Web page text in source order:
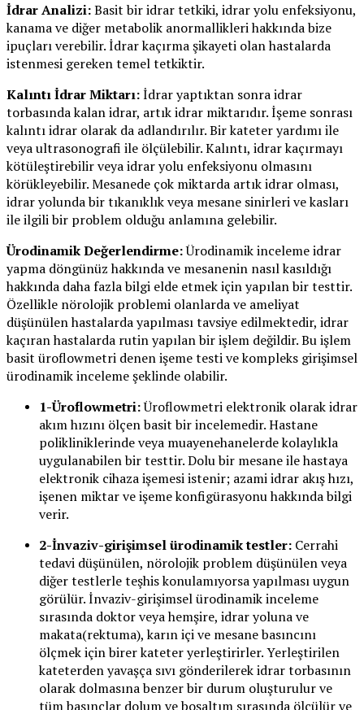
İdrar Analizi:Basit bir idrar tetkiki, idrar yolu enfeksiyonu,
kanama ve diğer metabolik anormallikleri hakkında bize
ipuçları verebilir. İdrar kaçırma şikayeti olan hastalarda
istenmesi gereken temel tetkiktir.
Kalıntı İdrar Miktarı:İdrar yaptıktan sonra idrar
torbasında kalan idrar, artık idrar miktarıdır. İşeme sonrası
kalıntı idrar olarak da adlandırılır. Bir kateter yardımı ile
veya ultrasonografi ile ölçülebilir. Kalıntı, idrar kaçırmayı
kötüleştirebilir veya idrar yolu enfeksiyonu olmasını
körükleyebilir. Mesanede çok miktarda artık idrar olması,
idrar yolunda bir tıkanıklık veya mesane sinirleri ve kasları
ile ilgili bir problem olduğu anlamına gelebilir.
Ürodinamik Değerlendirme:Ürodinamik inceleme idrar
yapma döngünüz hakkında ve mesanenin nasıl kasıldığı
hakkında daha fazla bilgi elde etmek için yapılan bir testtir.
Özellikle nörolojik problemi olanlarda ve ameliyat
düşünülen hastalarda yapılması tavsiye edilmektedir, idrar
kaçıran hastalarda rutin yapılan bir işlem değildir. Bu işlem
basit üroflowmetri denen işeme testi ve kompleks girişimsel
ürodinamik inceleme şeklinde olabilir.
1-Üroflowmetri:Üroflowmetri elektronik olarak idrar
akım hızını ölçen basit bir incelemedir. Hastane
polikliniklerinde veya muayenehanelerde kolaylıkla
uygulanabilen bir testtir. Dolu bir mesane ile hastaya
elektronik cihaza işemesi istenir; azami idrar akış hızı,
işenen miktar ve işeme konfigürasyonu hakkında bilgi
verir.
2-İnvaziv-girişimsel ürodinamik testler: Cerrahi
tedavi düşünülen, nörolojik problem düşünülen veya
diğer testlerle teşhis konulamıyorsa yapılması uygun
görülür. İnvaziv-girişimsel ürodinamik inceleme
sırasında doktor veya hemşire, idrar yoluna ve
makata(rektuma), karın içi ve mesane basıncını
ölçmek için birer kateter yerleştirirler. Yerleştirilen
kateterden yavaşça sıvı gönderilerek idrar torbasının
olarak dolmasına benzer bir durum oluşturulur ve
tüm basınçlar dolum ve boşaltım sırasında ölçülür ve